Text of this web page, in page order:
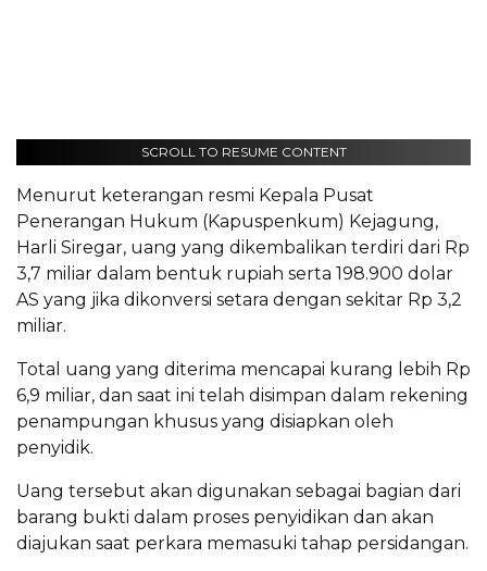
SCROLL TO RESUME CONTENT
Menurut keterangan resmi Kepala Pusat
Penerangan Hukum (Kapuspenkum) Kejagung,
Harli Siregar, uang yang dikembalikan terdiri dari Rp
3,7 miliar dalam bentuk rupiah serta 198.900 dolar
AS yang jika dikonversi setara dengan sekitar Rp 3,2
miliar.
Total uang yang diterima mencapai kurang lebih Rp
6,9 miliar, dan saat ini telah disimpan dalam rekening
penampungan khusus yang disiapkan oleh
penyidik.
Uang tersebut akan digunakan sebagai bagian dari
barang bukti dalam proses penyidikan dan akan
diajukan saat perkara memasuki tahap persidangan.